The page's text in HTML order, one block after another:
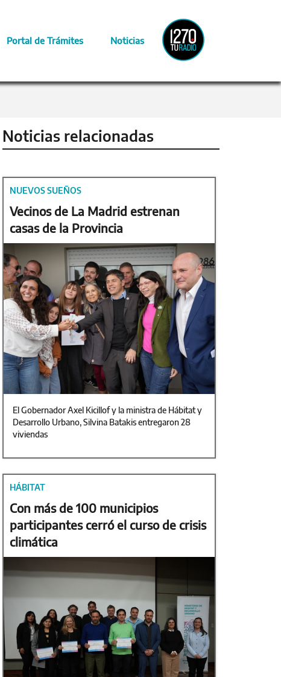
Portal de Trámites Noticias
Radio
Provincia
Noticias relacionadas
NUEVOS SUEÑOS
Vecinos de La Madrid estrenan
casas de la Provincia
El Gobernador Axel Kicillof y la ministra de Hábitat y
Desarrollo Urbano, Silvina Batakis entregaron 28
viviendas
HÁBITAT
Con más de 100 municipios
participantes cerró el curso de crisis
climática